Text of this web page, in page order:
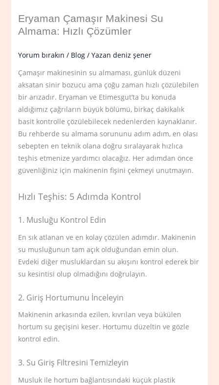
Eryaman Çamaşır Makinesi Su
Almama: Hızlı Çözümler
Yorum bırakın / Blog / Yazan deniz şener
Çamaşır makinesinin su almaması, günlük düzeni
aksatan sinir bozucu ama çoğu zaman hızlı çözülebilen
bir arızadır. Eryaman ve Etimesgut’ta bu konuda
aldığımız çağrıların büyük bölümü, birkaç dakikalık
basit kontrolle çözülebilecek nedenlerden kaynaklanır.
Bu rehberde su almama sorununu adım adım, en olası
sebepten en teknik olana doğru sıralayarak hızlıca
teşhis etmenize yardımcı olacağız. Her adımdan önce
güvenliğiniz için makinenin fişini çekmeyi unutmayın.
Hızlı Teşhis: 5 Adımda Kontrol
1. Musluğu Kontrol Edin
En sık atlanan ve en kolay çözülen adımdır. Makinenin
su musluğunun tam açık olduğundan emin olun.
Evdeki diğer musluklardan su akışını kontrol ederek bir
su kesintisi olup olmadığını doğrulayın.
2. Giriş Hortumunu İnceleyin
Makinenin arkasında ezilen, kıvrılan veya bükülen
hortum su geçişini keser. Hortumu düzeltin ve gözle
kontrol edin.
3. Su Giriş Filtresini Temizleyin
Musluk ile hortum bağlantısındaki küçük plastik